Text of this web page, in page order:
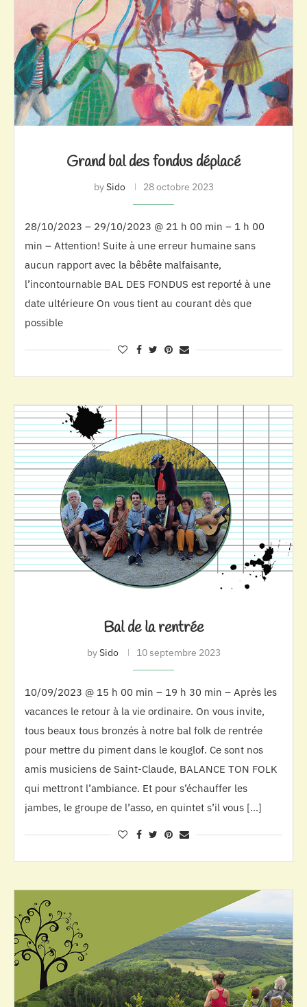
Grand bal des fondus déplacé
bySido 28 octobre 2023
28/10/2023 – 29/10/2023 @ 21 h 00 min – 1 h 00
min – Attention! Suite à une erreur humaine sans
aucun rapport avec la bêbête malfaisante,
l’incontournable BAL DES FONDUS est reporté à une
date ultérieure On vous tient au courant dès que
possible
Bal de la rentrée
bySido 10 septembre 2023
10/09/2023 @ 15 h 00 min – 19 h 30 min – Après les
vacances le retour à la vie ordinaire. On vous invite,
tous beaux tous bronzés à notre bal folk de rentrée
pour mettre du piment dans le kouglof. Ce sont nos
amis musiciens de Saint-Claude, BALANCE TON FOLK
qui mettront l’ambiance. Et pour s’échauffer les
jambes, le groupe de l’asso, en quintet s’il vous […]